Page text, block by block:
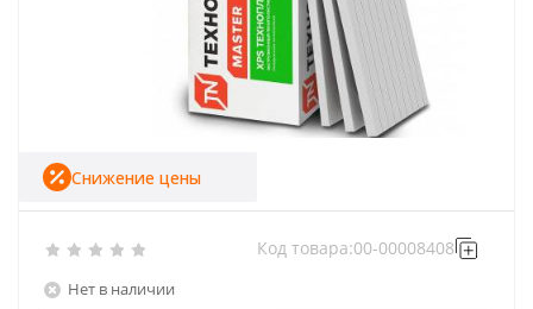
Нет в наличии
Код товара:00-00008408
Снижение цены